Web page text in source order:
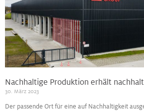
Nachhaltige Produktion erhält
30. März 2023
Der passende Ort für eine auf Nachhaltigkeit